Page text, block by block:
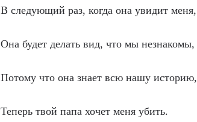
В следующий раз, когда она увидит меня,
Она будет делать вид, что мы незнакомы,
Потому что она знает всю нашу историю,
Теперь твой папа хочет меня убить.